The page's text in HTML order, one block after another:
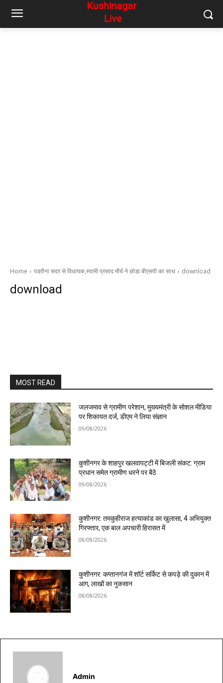
Home पडरौना सदर से विधायक,स्वामी प्रसाद मौर्य ने छोडा बीएसपी का साथ download
download
MOST READ
जलजमाव से ग्रामीण परेशान, मुख्यमंत्री के सोशल मीडिया
पर शिकायत दर्ज, डीएम ने लिया संज्ञान
09/08/2026
कुशीनगर के शाहपुर खलवापट्टी में बिजली संकट: ग्राम
प्रधान समेत ग्रामीण धरने पर बैठे
09/08/2026
कुशीनगर: तमकुहीराज हत्याकांड का खुलासा, 4 अभियुक्त
गिरफ्तार, एक बाल अपचारी हिरासत में
08/08/2026
कुशीनगर: कप्तानगंज में शॉर्ट सर्किट से कपड़े की दुकान में
आग, लाखों का नुकसान
08/08/2026
Admin